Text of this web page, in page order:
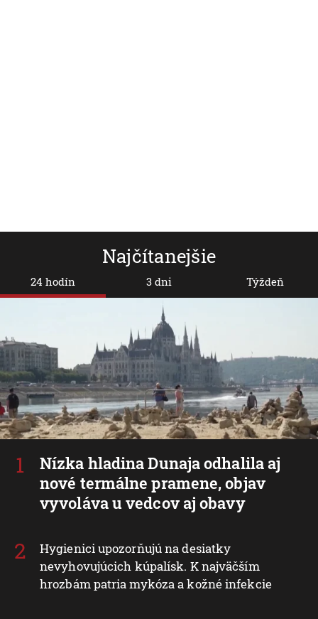
Najčítanejšie
24 hodín
Nízka hladina Dunaja odhalila aj
nové termálne pramene, objav
vyvoláva u vedcov aj obavy
Hygienici upozorňujú na desiatky
nevyhovujúcich kúpalísk. K najväčším
hrozbám patria mykóza a kožné infekcie
3 dni Týždeň